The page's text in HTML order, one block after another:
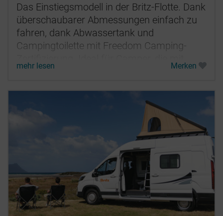
Das Einstiegsmodell in der Britz-Flotte. Dank
überschaubarer Abmessungen einfach zu
fahren, dank Abwassertank und
Campingtoilette mit Freedom Camping-
weniger Platz und ohne Dusche an Bord...
mehr lesen Merken